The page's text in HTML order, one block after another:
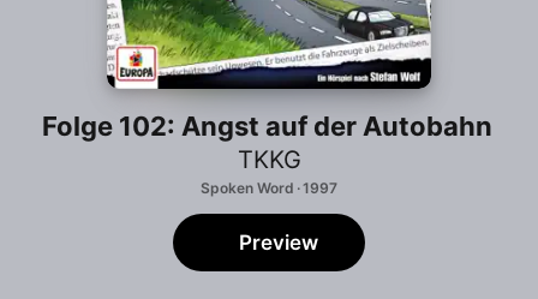
Folge 102: Angst auf der Autobahn
TKKG
Spoken Word · 1997
Preview